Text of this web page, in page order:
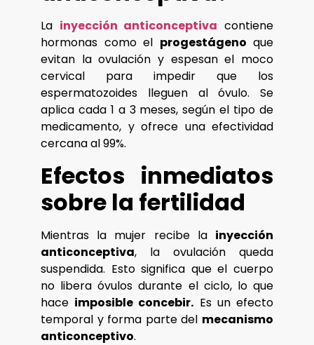
La inyección anticonceptiva contiene
hormonas como el progestágeno que
evitan la ovulación y espesan el moco
cervical para impedir que los
espermatozoides lleguen al óvulo. Se
aplica cada 1 a 3 meses, según el tipo de
medicamento, y ofrece una efectividad
cercana al 99%.
Efectos inmediatos
sobre la fertilidad
Mientras la mujer recibe la inyección
anticonceptiva, la ovulación queda
suspendida. Esto significa que el cuerpo
no libera óvulos durante el ciclo, lo que
hace imposible concebir. Es un efecto
temporal y forma parte del mecanismo
anticonceptivo.